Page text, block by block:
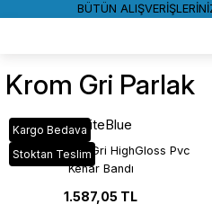
BÜTÜN
Krom Gri Parlak
Kargo Bedava
Stoktan Teslim
WhiteBlue
HG_56C Krom Gri HighGloss Pvc
Kenar Bandı
1.587,05 TL